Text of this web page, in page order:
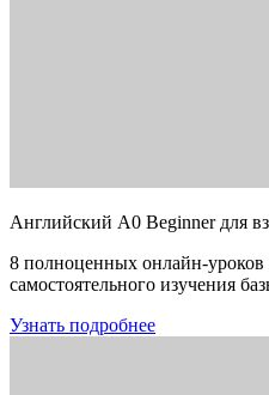
Английский A0 Beginner для
8 полноценных онлайн-уроков
самостоятельного изучения
Узнать подробнее